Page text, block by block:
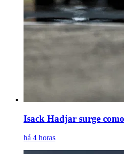
Isack Hadjar surge
há 4 horas